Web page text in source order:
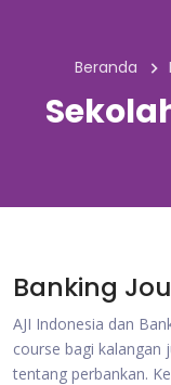
Beranda
Banking
AJI Indonesia dan
course bagi kalangan
tentang perbankan.